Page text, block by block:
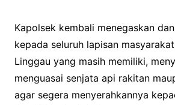
Kapolsek kembali menegaskan
kepada seluruh lapisan
Linggau yang masih memiliki,
menguasai senjata api rakitan
agar segera menyerahkannya